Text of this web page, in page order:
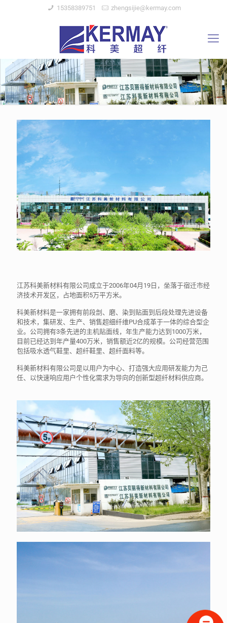
15358389751 zhengsijie@kermay.com
江苏科美新材料有限公司成立于2006年04月19日，坐落于宿迁市经
济技术开发区，占地面积5万平方米。
科美新材料是一家拥有前段剖、磨、染到贴面到后段处理先进设备
和技术，集研发、生产、销售超细纤维PU合成革于一体的综合型企
业。公司拥有3条先进的主机贴面线，年生产能力达到1000万米，
目前已经达到年产量400万米，销售额近2亿的规模。公司经营范围
包括吸水透气鞋里、超纤鞋里、超纤面料等。
科美新材料有限公司是以用户为中心、打造强大应用研发能力为己
任、以快速响应用户个性化需求为导向的创新型超纤材料供应商。